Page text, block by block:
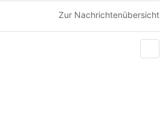
Zur Nachrichtenübersicht